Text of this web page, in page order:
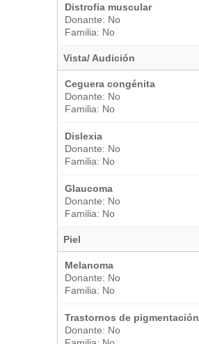
Distrofia muscular
Donante: No
Familia: No
Vista/ Audición
Ceguera congénita
Donante: No
Familia: No
Dislexia
Donante: No
Familia: No
Glaucoma
Donante: No
Familia: No
Piel
Melanoma
Donante: No
Familia: No
Trastornos de pigmentación
Donante: No